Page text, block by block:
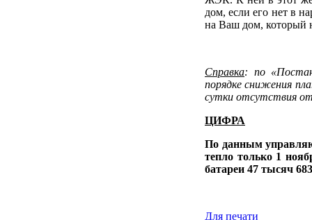
дом, если его нет в
на Ваш дом, который
Справка: по
порядке снижения
сутки отсутствия
ЦИФРА
По данным
тепло только 1
батареи 47 тысяч
Для печати